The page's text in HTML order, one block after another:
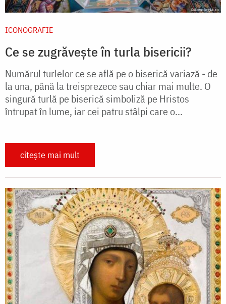
ICONOGRAFIE
Ce se zugrăvește în turla bisericii?
Numărul turlelor ce se află pe o biserică variază - de
la una, până la treisprezece sau chiar mai multe. O
singură turlă pe biserică simboliză pe Hristos
întrupat în lume, iar cei patru stâlpi care o...
citește mai mult